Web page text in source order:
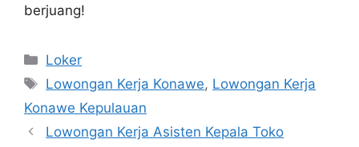
berjuang!
Kategori
Loker
Tag
Lowongan Kerja Konawe, Lowongan Kerja
Konawe Kepulauan
Lowongan Kerja Asisten Kepala Toko